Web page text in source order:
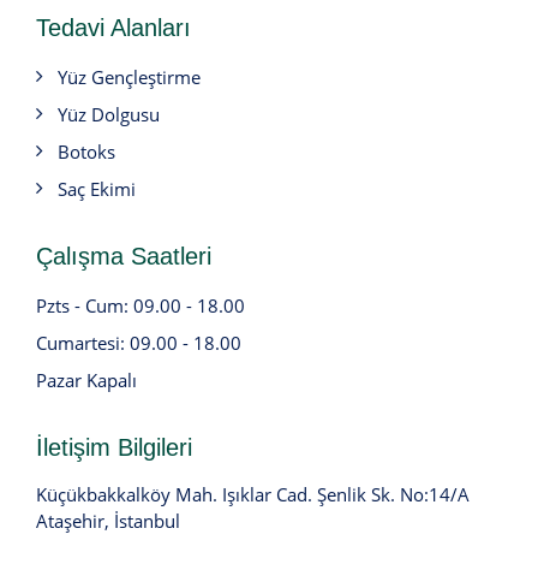
Tedavi Alanları
Yüz Gençleştirme
Yüz Dolgusu
Botoks
Saç Ekimi
Çalışma Saatleri
Pzts - Cum: 09.00 - 18.00
Cumartesi: 09.00 - 18.00
Pazar Kapalı
İletişim Bilgileri
Küçükbakkalköy Mah. Işıklar Cad. Şenlik Sk. No:14/A
Ataşehir, İstanbul